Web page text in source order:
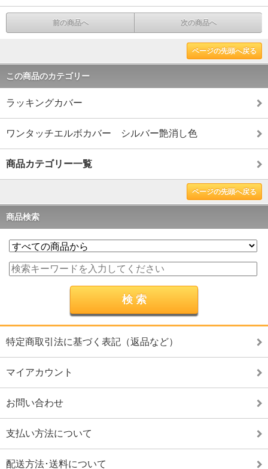
前の商品へ 次の商品へ
ページの先頭へ戻る
この商品のカテゴリー
ラッキングカバー
ワンタッチエルボカバー シルバー艶消し色
商品カテゴリー一覧
ページの先頭へ戻る
商品検索
特定商取引法に基づく表記（返品など）
マイアカウント
お問い合わせ
支払い方法について
配送方法･送料について